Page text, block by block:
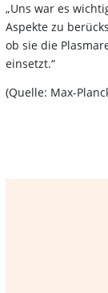
„Uns war es
Aspekte zu
ob sie die
einsetzt.“
(Quelle: Max-